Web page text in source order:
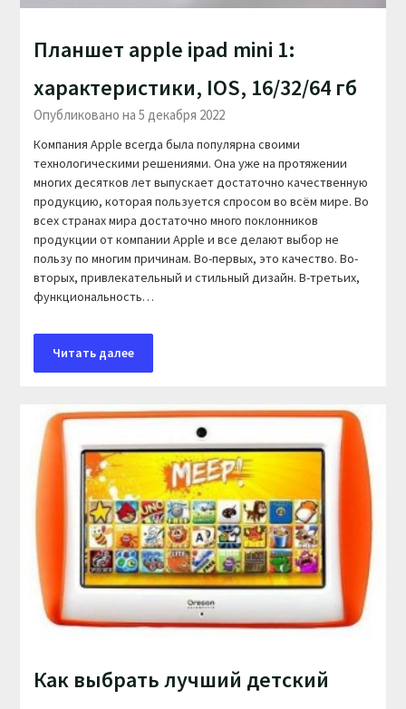
Планшет apple ipad mini 1:
характеристики, IOS, 16/32/64 гб
Опубликовано на 5 декабря 2022
Компания Apple всегда была популярна своими
технологическими решениями. Она уже на протяжении
многих десятков лет выпускает достаточно качественную
продукцию, которая пользуется спросом во всём мире. Во
всех странах мира достаточно много поклонников
продукции от компании Apple и все делают выбор не
пользу по многим причинам. Во-первых, это качество. Во-
вторых, привлекательный и стильный дизайн. В-третьих,
функциональность…
Читать далее
Как выбрать лучший детский